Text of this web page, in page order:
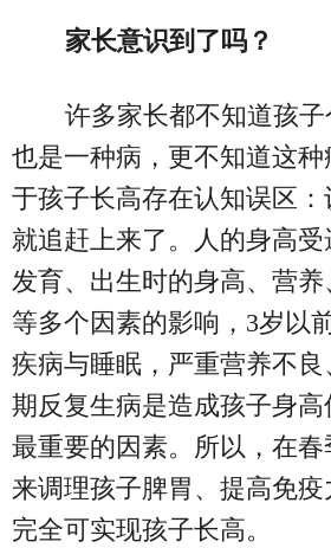
家长意识到了吗？
许多家长都不知道孩
也是一种病，更不知道这
于孩子长高存在认知误区
就追赶上来了。人的身高
发育、出生时的身高、营
等多个因素的影响，3岁以
疾病与睡眠，严重营养不
期反复生病是造成孩子身
最重要的因素。所以，在
来调理孩子脾胃、提高免
完全可实现孩子长高。